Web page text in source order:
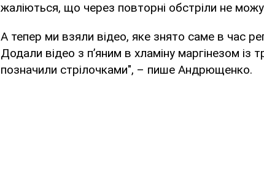
жаліються, що через повторні обстріли не
А тепер ми взяли відео, яке знято саме в час
Додали відео з п’яним в хламіну маргінезом із
позначили стрілочками", – пише Андрющенко.